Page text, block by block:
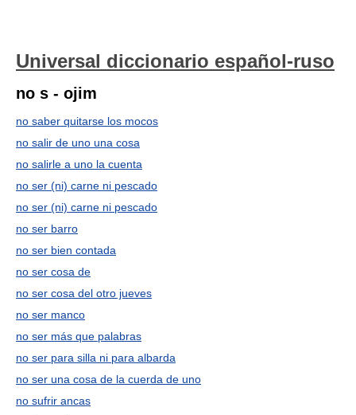
Universal diccionario español-ruso
no s - ojim
no saber quitarse los mocos
no salir de uno una cosa
no salirle a uno la cuenta
no ser (ni) carne ni pescado
no ser (ni) carne ni pescado
no ser barro
no ser bien contada
no ser cosa de
no ser cosa del otro jueves
no ser manco
no ser más que palabras
no ser para silla ni para albarda
no ser una cosa de la cuerda de uno
no sufrir ancas